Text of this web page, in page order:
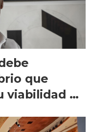
que
de